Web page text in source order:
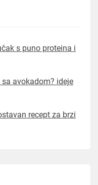
s puno proteina i
avokadom? ideje
recept za brzi